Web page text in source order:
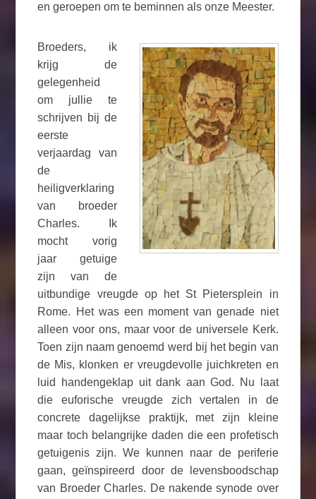
en geroepen om te beminnen als onze Meester.
Broeders, ik
krijg de
gelegenheid
om jullie te
schrijven bij de
eerste
verjaardag van
de
heiligverklaring
van broeder
Charles. Ik
mocht vorig
jaar getuige
zijn van de
uitbundige vreugde op het St Pietersplein in
Rome. Het was een moment van genade niet
alleen voor ons, maar voor de universele Kerk.
Toen zijn naam genoemd werd bij het begin van
de Mis, klonken er vreugdevolle juichkreten en
luid handengeklap uit dank aan God. Nu laat
die euforische vreugde zich vertalen in de
concrete dagelijkse praktijk, met zijn kleine
maar toch belangrijke daden die een profetisch
getuigenis zijn. We kunnen naar de periferie
gaan, geïnspireerd door de levensboodschap
van Broeder Charles. De nakende synode over